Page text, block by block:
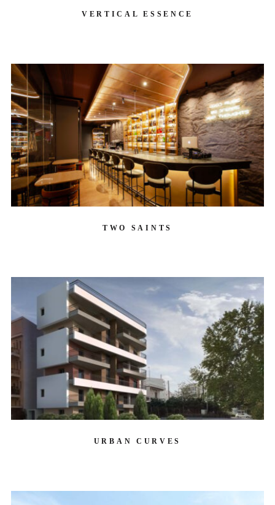
VERTICAL ESSENCE
TWO SAINTS
URBAN CURVES